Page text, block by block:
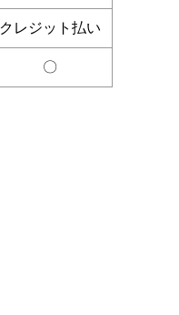
クレジット払い
〇